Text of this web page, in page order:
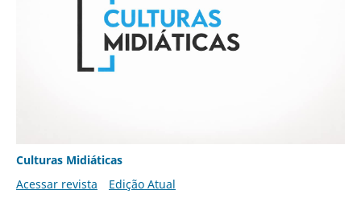
Culturas Midiáticas
Acessar revista
Edição Atual